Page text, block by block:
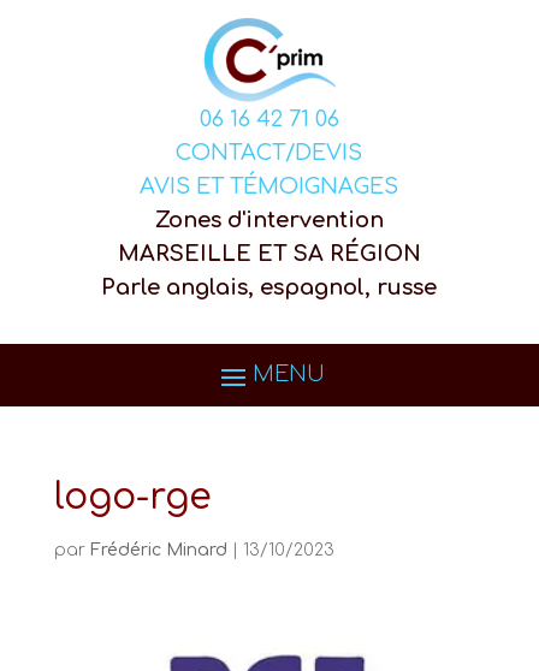
06 16 42 71 06
CONTACT/DEVIS
AVIS ET TÉMOIGNAGES
Zones d'intervention
MARSEILLE ET SA RÉGION
Parle anglais, espagnol, russe
logo-rge
par Frédéric Minard 13/10/2023